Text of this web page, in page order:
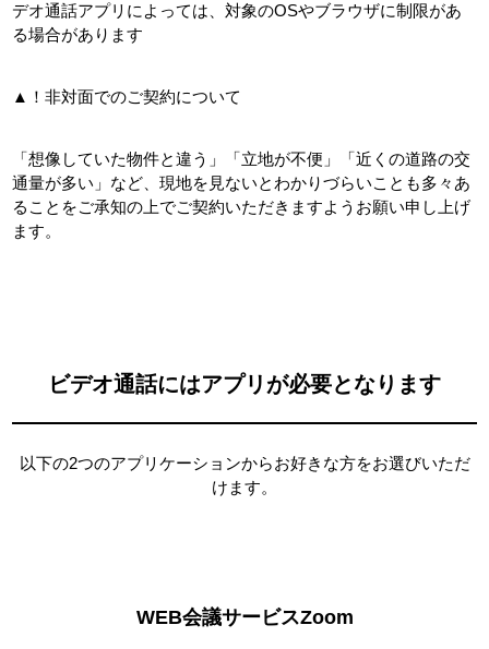
デオ通話アプリによっては、対象のOSやブラウザに制限があ
る場合があります
▲！非対面でのご契約について
「想像していた物件と違う」「立地が不便」「近くの道路の交
通量が多い」など、現地を見ないとわかりづらいことも多々あ
ることをご承知の上でご契約いただきますようお願い申し上げ
ます。
ビデオ通話にはアプリが必要となります
以下の2つのアプリケーションからお好きな方をお選びいただ
けます。
WEB会議サービスZoom